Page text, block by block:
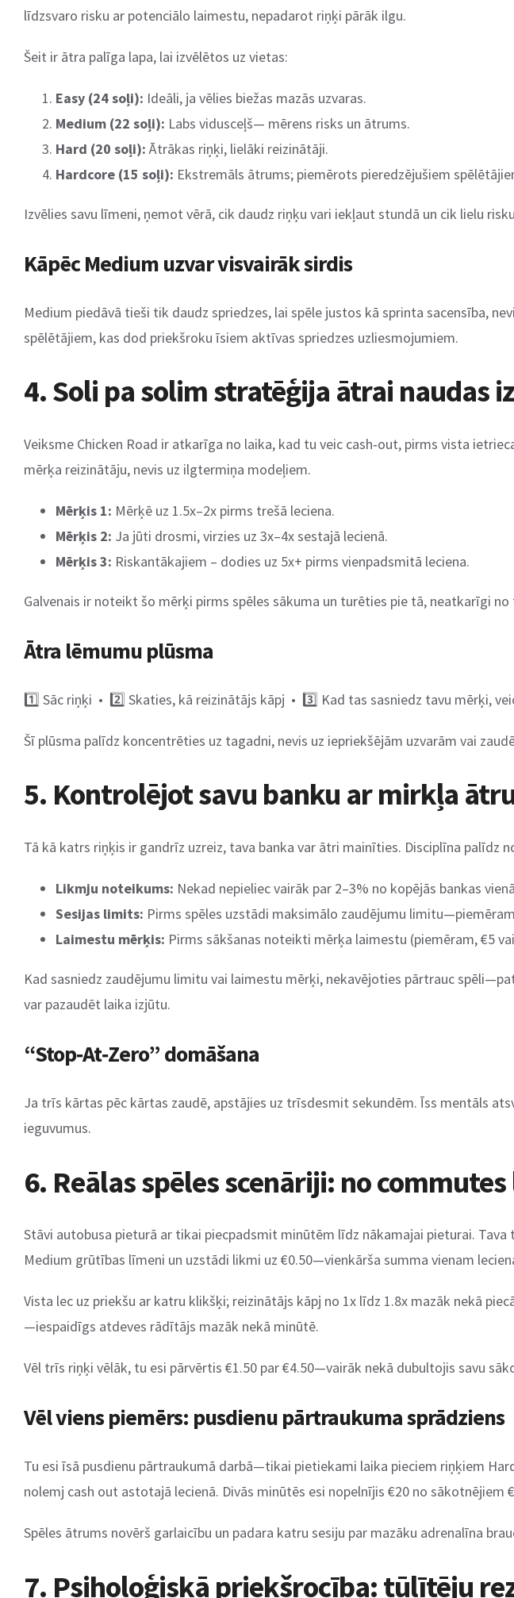
līdzsvaro risku ar potenciālo laimestu, nepadarot riņķi pārāk ilgu.
Šeit ir ātra palīga lapa, lai izvēlētos uz vietas:
Easy (24 soļi): Ideāli, ja vēlies biežas mazās uzvaras.
Medium (22 soļi): Labs vidusceļš— mērens risks un ātrums.
Hard (20 soļi): Ātrākas riņķi, lielāki reizinātāji.
Hardcore (15 soļi): Ekstremāls ātrums; piemērots pieredzējušiem
Izvēlies savu līmeni, ņemot vērā, cik daudz riņķu vari iekļaut stundā un cik lielu
Kāpēc Medium uzvar visvairāk sirdis
Medium piedāvā tieši tik daudz spriedzes, lai spēle justos kā sprinta sacensība,
spēlētājiem, kas dod priekšroku īsiem aktīvas spriedzes uzliesmojumiem.
4. Soli pa solim stratēģija ātrai naudas
Veiksme Chicken Road ir atkarīga no laika, kad tu veic cash‑out, pirms vista
mērķa reizinātāju, nevis uz ilgtermiņa modeļiem.
Mērķis 1: Mērķē uz 1.5x–2x pirms trešā leciena.
Mērķis 2: Ja jūti drosmi, virzies uz 3x–4x sestajā lecienā.
Mērķis 3: Riskantākajiem – dodies uz 5x+ pirms vienpadsmitā leciena.
Galvenais ir noteikt šo mērķi pirms spēles sākuma un turēties pie tā, neatkarīgi
Ātra lēmumu plūsma
1️⃣ Sāc riņķi • 2️⃣ Skaties, kā reizinātājs kāpj • 3️⃣ Kad tas sasniedz tavu mērķi,
Šī plūsma palīdz koncentrēties uz tagadni, nevis uz iepriekšējām uzvarām vai
5. Kontrolējot savu banku ar mirkļa
Tā kā katrs riņķis ir gandrīz uzreiz, tava banka var ātri mainīties. Disciplīna palīdz
Likmju noteikums: Nekad nepieliec vairāk par 2–3% no kopējās bankas
Sesijas limits: Pirms spēles uzstādi maksimālo zaudējumu
Laimestu mērķis: Pirms sākšanas noteikti mērķa laimestu (piemēram, €5
Kad sasniedz zaudējumu limitu vai laimestu mērķi, nekavējoties pārtrauc
var pazaudēt laika izjūtu.
“Stop‑At‑Zero” domāšana
Ja trīs kārtas pēc kārtas zaudē, apstājies uz trīsdesmit sekundēm. Īss mentāls
ieguvumus.
6. Reālas spēles scenāriji: no
Stāvi autobusa pieturā ar tikai piecpadsmit minūtēm līdz nākamajai pieturai. Tava
Medium grūtības līmeni un uzstādi likmi uz €0.50—vienkārša summa vienam
Vista lec uz priekšu ar katru klikšķi; reizinātājs kāpj no 1x līdz 1.8x mazāk nekā
—iespaidīgs atdeves rādītājs mazāk nekā minūtē.
Vēl trīs riņķi vēlāk, tu esi pārvērtis €1.50 par €4.50—vairāk nekā dubultojis savu
Vēl viens piemērs: pusdienu pārtraukuma sprādziens
Tu esi īsā pusdienu pārtraukumā darbā—tikai pietiekami laika pieciem riņķiem
nolemj cash out astotajā lecienā. Divās minūtēs esi nopelnījis €20 no sākotnējiem
Spēles ātrums novērš garlaicību un padara katru sesiju par mazāku adrenalīna
7. Psiholoģiskā priekšrocība: tūlītēju